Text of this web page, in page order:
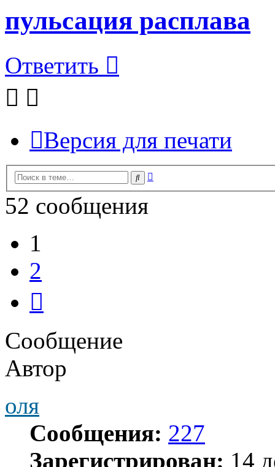
пульсация расплава
Ответить
Версия для печати
Поиск
52 сообщения
1
2
Сообщение
Автор
оля
Сообщения: 227
Зарегистрирован: 14